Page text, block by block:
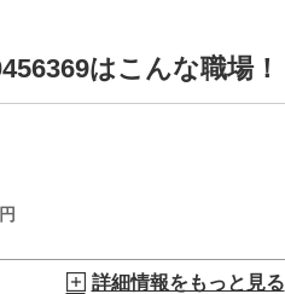
はこんな職場！
円
詳細情報をもっと見る